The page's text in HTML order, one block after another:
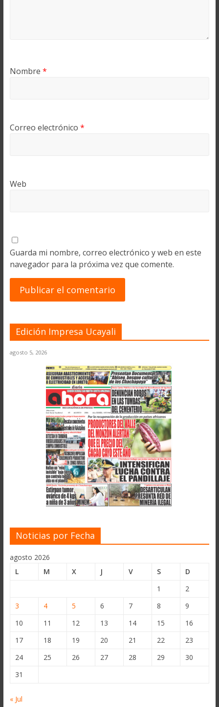
Nombre *
Correo electrónico *
Web
Guarda mi nombre, correo electrónico y web en este
navegador para la próxima vez que comente.
Edición Impresa Ucayali
agosto 5, 2026
Noticias por Fecha
agosto 2026
L
M X J V S
D
1
2
3
4 5 6 7 8
9
10
11 12 13 14 15
16
17
18 19 20 21 22
23
24
25 26 27 28 29
30
31
« Jul